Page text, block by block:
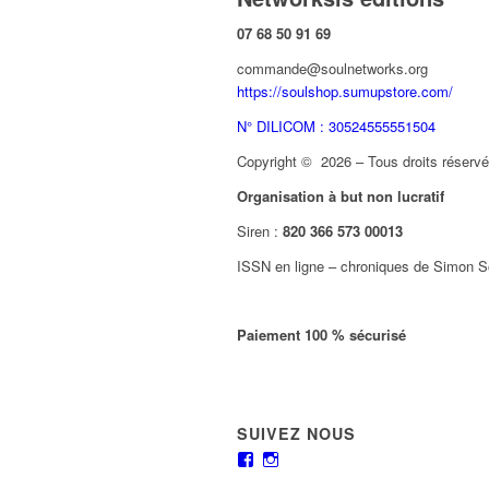
07 68 50 91 69
commande@soulnetworks.org
https://soulshop.sumupstore.com/
N° DILICOM : 30524555551504
Copyright © 2026 – Tous droits
Organisation à but non lucratif
Siren : 820 366 573 00013
ISSN en ligne – chroniques de Simon
Paiement 100 % sécurisé
SUIVEZ NOUS